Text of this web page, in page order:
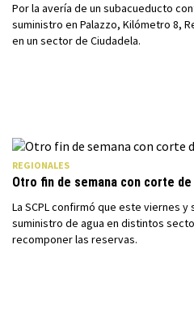
Por la avería de un subacueducto
suministro en Palazzo, Kilómetro 8,
en un sector de Ciudadela.
REGIONALES
Otro fin de semana con corte
La SCPL confirmó que este viernes
suministro de agua en distintos
recomponer las reservas.